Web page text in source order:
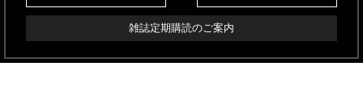
雑誌定期購読のご案内